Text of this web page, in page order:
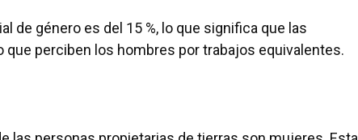
de género es del 15 %, lo que significa que las
que perciben los hombres por trabajos equivalentes.